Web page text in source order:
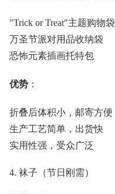
"Trick or Treat"主题购物袋
万圣节派对用品收纳袋
恐怖元素插画托特包
优势 ：
折叠后体积小，邮寄方便
生产工艺简单，出货快
实用性强，受众广泛
4. 袜子（节日刚需）